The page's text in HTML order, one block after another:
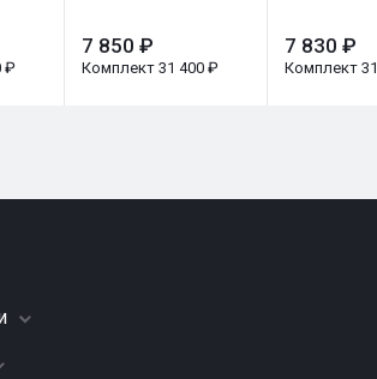
₽
7 850 ₽
Комплект 31 400 ₽
7 830 ₽
Комплект